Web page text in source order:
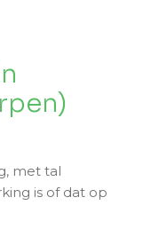
met tal
is of dat op